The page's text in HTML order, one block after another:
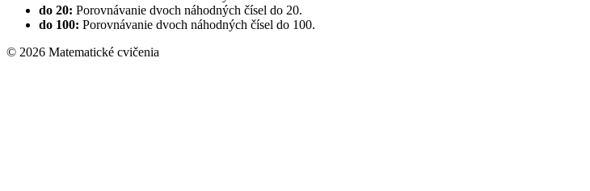
do 20: Porovnávanie dvoch náhodných čísel do 20.
do 100: Porovnávanie dvoch náhodných čísel do 100.
© 2026 Matematické cvičenia